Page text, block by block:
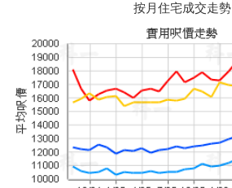
按月住宅成交走勢